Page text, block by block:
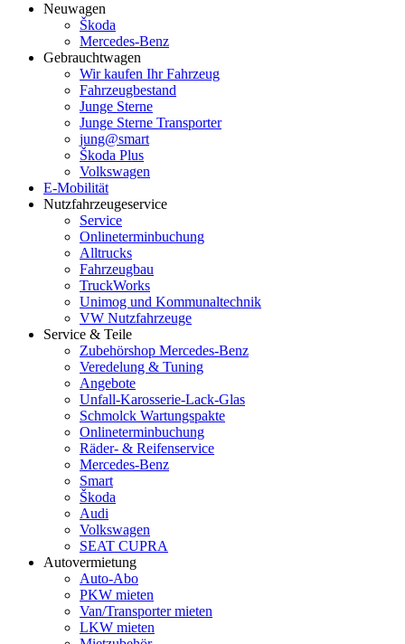
Neuwagen
Škoda
Mercedes-Benz
Gebrauchtwagen
Wir kaufen Ihr Fahrzeug
Fahrzeugbestand
Junge Sterne
Junge Sterne Transporter
jung@smart
Škoda Plus
Volkswagen
E-Mobilität
Nutzfahrzeugeservice
Service
Onlineterminbuchung
Alltrucks
Fahrzeugbau
TruckWorks
Unimog und Kommunaltechnik
VW Nutzfahrzeuge
Service & Teile
Zubehörshop Mercedes-Benz
Veredelung & Tuning
Angebote
Unfall-Karosserie-Lack-Glas
Schmolck Wartungspakte
Onlineterminbuchung
Räder- & Reifenservice
Mercedes-Benz
Smart
Škoda
Audi
Volkswagen
SEAT CUPRA
Autovermietung
Auto-Abo
PKW mieten
Van/Transporter mieten
LKW mieten